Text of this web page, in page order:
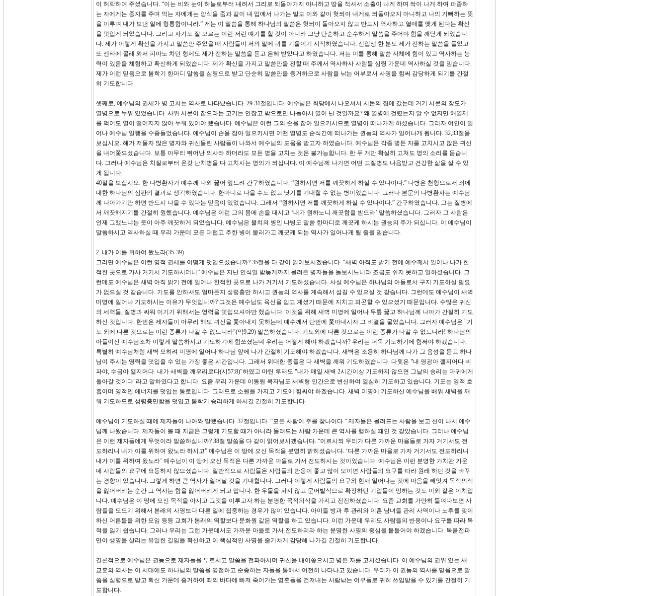
이 허락하여 주셨습니다. “이는 비와 눈이 하늘로부터 내려서 그리로 되돌아가지 아니하고 땅을 적셔서 소출이 나게 하며 싹이 나게 하여 파종하
는 자에게는 종자를 주며 먹는 자에게는 양식을 줌과 같이 내 입에서 나가는 말도 이와 같이 헛되이 내게로 되돌아오지 아니하고 나의 기뻐하는 뜻
을 이루며 내가 보낸 일에 형통함이니라.” 저는 이 말씀을 통해 하나님의 말씀은 헛되이 돌아오지 않고 반드시 역사하고 열매를 맺게 된다는 확신
을 덧입게 되었습니다. 그리고 자기도 잘 모르는 이런 저런 얘기를 할 것이 아니라 그냥 단순하고 순수하게 말씀을 주어야 함을 깨닫게 되었습니
다. 제가 이렇게 확신을 가지고 말씀만 주었을 때 사람들이 저의 말에 귀를 기울이기 시작하였습니다. 신입생 한 분도 제가 전하는 말씀을 들었고
또 센타에 몰래 와서 피아노 치던 형제도 제가 전하는 말씀을 듣고 은혜 받았다고 하였습니다. 저는 이를 통해 말씀 자체에 힘이 있고 역사하는 능
력이 있음을 체험하고 확신하게 되었습니다. 제가 확신을 가지고 말씀만을 전할 때 주께서 역사하사 사람들 심령 가운데 역사하실 것을 믿습니다.
제가 이런 믿음으로 봄학기 한마디 말씀을 심령으로 받고 단순히 말씀만을 증거하므로 사람을 낚는 어부로서 사명을 힘써 감당하게 되기를 간절
히 기도합니다.
셋째로, 예수님의 권세가 병 고치는 역사로 나타났습니다. 29-31절입니다. 예수님은 회당에서 나오셔서 시몬의 집에 갔는데 거기 시몬의 장모가
열병으로 누워 있었습니다. 사위 시몬이 잡으라는 고기는 안잡고 밖으로만 나돌아서 열이 난 것일까요? 왜 열병에 걸렸는지 알 수 없지만 해열제
를 먹어도 열이 떨어지지 않아 누워 있어야 했습니다. 예수님은 이런 그의 손을 잡아 일으키시므로 열병이 떠나가게 하셨습니다. 그러자 여인이 일
어나 예수님 일행을 수종들었습니다. 예수님이 손을 잡아 일으키시면 어떤 열병도 순식간에 떠나가는 권능의 역사가 일어나게 됩니다. 32,33절을
보십시오. 해가 저물자 많은 병자와 귀신들린 사람들이 나와서 예수님의 도움을 받고자 하였습니다. 예수님은 각종 병든 자를 고치시고 많은 귀신
을 내어쫓으셨습니다. 보통 아무리 뛰어난 의사라 하더라도 모든 병을 고치는 것은 불가능합니다. 한 두 개만 확실히 고쳐도 명의 소리를 듣습니
다. 그러나 예수님은 치질로부터 온갖 난치병을 다 고치시는 명의가 되십니다. 이 예수님께 나가면 어떤 고질병도 나음받고 건강한 삶을 살 수 있
게 됩니다.
40절을 보십시오. 한 나병환자가 예수께 나와 꿇어 엎드려 간구하였습니다. “원하시면 저를 깨끗하게 하실 수 있나이다.” 나병은 천형으로서 죄에
대한 하나님의 심판의 결과로 생각하였습니다. 한마디로 나을 수도 없고 낫기를 기대할 수 없는 병이었습니다. 그러나 본문의 나병환자는 예수님
께 나아가기만 하면 반드시 나을 수 있다는 믿음이 있었습니다. 그래서 “원하시면 저를 깨끗하게 하실 수 있나이다.” 간구하였습니다. 그는 질병에
서 깨끗해지기를 간절히 원했습니다. 예수님은 이런 그의 몸에 손을 대시고 ‘내가 원하노니 깨끗함을 받으라’ 말씀하셨습니다. 그러자 그 사람은
언제 그랬느냐는 듯이 아주 깨끗하게 되었습니다. 예수님은 불치의 병인 나병도 말씀 한마디로 깨끗케 하시는 권능의 주가 되십니다. 이 예수님이
말씀하시고 역사하실 때 우리 가운데 모든 더럽고 추한 병이 물러가고 깨끗케 되는 역사가 일어나게 될 줄을 믿습니다.
2. 내가 이를 위하여 왔노라(35-39)
그러면 예수님은 이런 영적 권세를 어떻게 덧입으셨습니까? 35절을 다 같이 읽어보시겠습니다. “새벽 아직도 밝기 전에 예수께서 일어나 나가 한
적한 곳으로 가사 거기서 기도하시더니” 예수님은 지난 안식일 밤늦게까지 몰려든 병자들을 돌보시느니라 조금도 쉬지 못하고 일하셨습니다. 그
런데도 예수님은 새벽 아직 밝기 전에 일어나 한적한 곳으로 나가 거기서 기도하셨습니다. 사실 예수님은 하나님의 아들로서 구지 기도하실 필요
가 없으실 것 같습니다. 기도를 안하셔도 얼마든지 성령충만 하시고 권능의 역사를 계속해서 섬길 수 있으실 것 같습니다. 그런데도 예수님이 새벽
미명에 일어나 기도하시는 이유가 무엇입니까? 그것은 예수님도 육신을 입고 계셨기 때문에 지치고 피곤할 수 있으셨기 때문입니다. 수많은 귀신
의 세력들, 질병과 싸워 이기기 위해서는 영력을 덧입으셔야만 했습니다. 이것을 위해 새벽 미명에 일어나 무릎 꿇고 하나님께 나아가 간절히 기도
하신 것입니다. 한번은 제자들이 아무리 해도 귀신을 쫓아내지 못하는데 예수께서 단번에 쫓아내시자 그 비결을 물었습니다. 그러자 예수님은 "기
도 외에 다른 것으로는 이런 종류가 나갈 수 없느니라"(막9:29) 말씀하셨습니다. 기도외에 다른 것으로는 이런 종류가 나갈 수 없느니라! 하나님의
아들이신 예수님조차 이렇게 말씀하시고 기도하기에 힘쓰셨는데 우리는 어떻게 해야 하겠습니까? 우리는 더욱 기도하기에 힘써야 하겠습니다.
특별히 예수님처럼 새벽 오히려 미명에 일어나 하나님 앞에 나가 간절히 기도해야 하겠습니다. 새벽은 조용히 하나님께 나가 그 음성을 듣고 하나
님이 주시는 영력을 덧입을 수 있는 가장 좋은 시간입니다. 그래서 위대한 종들은 다 새벽을 깨워 기도하였습니다. 다윗은 "내 영광아 깰지어다 비
파야, 수금아 깰지어다. 내가 새벽을 깨우리로다(시57:8)"하였고 마틴 루터도 "내가 매일 새벽 2시간이상 기도하지 않으면 그날의 승리는 마귀에게
돌아갈 것이다"라고 말하였다고 합니다. 요즘 우리 가운데 이동원 목자님도 새벽형 인간으로 변신하여 열심히 기도하고 있습니다. 기도는 영적 호
흡이며 영적인 에너지를 덧입는 통로입니다. 그러므로 소원을 가지고 기도에 힘써야 하겠습니다. 새벽 미명에 기도하신 예수님을 배워 새벽을 깨
워 기도하므로 성령충만함을 덧입고 봄학기 승리하게 하시길 간절히 기도합니다.
예수님이 기도하실 때에 제자들이 나아와 말했습니다. 37절입니다. “모든 사람이 주를 찾나이다.” 제자들은 몰려드는 사람을 보고 신이 나서 예수
님께 나왔습니다. 제자들이 볼 때 지금은 그렇게 기도할 때가 아니라 몰려드는 사람 가운데 큰 역사를 행하실 때인 것 같았습니다. 그러나 예수님
은 이런 제자들에게 무엇이라 말씀하십니까? 38절 말씀을 다 같이 읽어보시겠습니다. “이르시되 우리가 다른 가까운 마을들로 가자 거기서도 전
도하리니 내가 이를 위하여 왔노라 하시고” 예수님은 이 땅에 오신 목적을 분명히 밝히셨습니다. ‘다른 가까운 마을로 가자 거기서도 전도하리니
내가 이를 위하여 왔노라’ 예수님이 이 땅에 오신 목적은 다른 가까운 마을로 가서 전도하시는 것이었습니다. 예수님은 이런 분명한 가치관 가운
데 사람들의 요구에 요동하지 않으셨습니다. 일반적으로 사람들은 사람들의 반응이 좋고 많이 모이면 사람들의 요구를 따라 원래 하던 것을 바꾸
는 경향이 있습니다. 그렇게 하면 큰 역사가 일어날 것을 기대합니다. 그러나 이렇게 사람들의 요구와 현재 일어나는 것에 마음을 빼앗겨 목적의식
을 잃어버리는 순간 그 역사는 힘을 잃어버리게 되고 맙니다. 한 우물을 파지 않고 문어발식으로 확장하던 기업들이 망하는 것도 이와 같은 이치입
니다. 예수님은 이 땅에 오신 목적을 아시고 그것을 이루고자 하는 분명한 목적의식을 가지고 전진하셨습니다. 요즘 교회를 가만히 들여다보면 사
람들을 모으기 위해서 본래의 사명보다 다른 일에 집중하는 경우가 많이 있습니다. 아이들 방과 후 관리와 이혼 남녀들 관리 사역이나 노후를 맞이
하신 어른들을 위한 모임 등등 교회가 본래의 역할보다 문화원 같은 역할을 하고 있습니다. 이런 가운데 우리도 사람들의 반응이나 요구를 따라 목
적을 잃기 쉽습니다. 그러나 우리는 그런 가운데서도 가까운 마을로 가서 전도하리라 하는 분명한 사명의 중심을 붙들어야 하겠습니다. 복음전파
만이 생명을 살리는 유일한 길임을 확신하고 이 핵심적인 사명을 줄기차게 감당해 나가길 간절히 기도합니다.
결론적으로 예수님은 권능으로 제자들을 부르시고 말씀을 전파하시며 귀신을 내어쫓으시고 병든 자를 고치셨습니다. 이 예수님의 권위 있는 새
교훈의 역사는 이 시대에도 하나님의 말씀을 영접하고 순종하는 자들을 통해서 여전히 나타나고 있습니다. 우리가 이 권능의 역사를 믿음으로 말
씀을 심령으로 받고 확신 가운데 증거하여 죄의 바다에 빠져 죽어가는 영혼들을 건져내는 사람낚는 어부들로 귀히 쓰임받을 수 있기를 간절히 기
도합니다.